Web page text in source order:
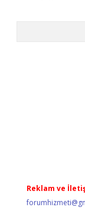
Reklam ve